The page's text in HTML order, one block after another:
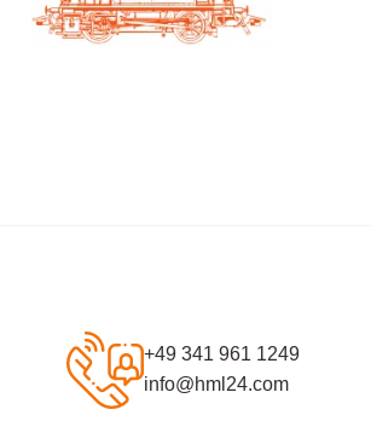
+49 341 961 1249
info@hml24.com